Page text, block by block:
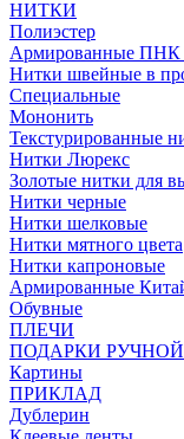
НИТКИ
Полиэстер
Армированные ПНК
Нитки швейные в
Специальные
Мононить
Текстурированные
Нитки Люрекс
Золотые нитки для
Нитки черные
Нитки шелковые
Нитки мятного цвета
Нитки капроновые
Армированные
Обувные
ПЛЕЧИ
ПОДАРКИ
Картины
ПРИКЛАД
Дублерин